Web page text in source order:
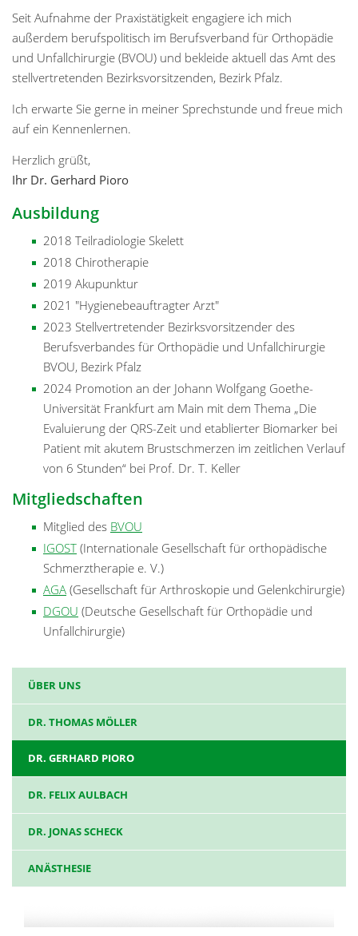
Seit Aufnahme der Praxistätigkeit engagiere ich mich
außerdem berufspolitisch im Berufsverband für Orthopädie
und Unfallchirurgie (BVOU) und bekleide aktuell das Amt des
stellvertretenden Bezirksvorsitzenden, Bezirk Pfalz.
Ich erwarte Sie gerne in meiner Sprechstunde und freue mich
auf ein Kennenlernen.
Herzlich grüßt,
Ihr Dr. Gerhard Pioro
Ausbildung
2018 Teilradiologie Skelett
2018 Chirotherapie
2019 Akupunktur
2021 "Hygienebeauftragter Arzt"
2023 Stellvertretender Bezirksvorsitzender des
Berufsverbandes für Orthopädie und Unfallchirurgie
BVOU, Bezirk Pfalz
2024 Promotion an der Johann Wolfgang Goethe-
Universität Frankfurt am Main mit dem Thema „Die
Evaluierung der QRS-Zeit und etablierter Biomarker bei
Patient mit akutem Brustschmerzen im zeitlichen Verlauf
von 6 Stunden“ bei Prof. Dr. T. Keller
Mitgliedschaften
Mitglied des BVOU
IGOST (Internationale Gesellschaft für orthopädische
Schmerztherapie e. V.)
AGA (Gesellschaft für Arthroskopie und Gelenkchirurgie)
DGOU (Deutsche Gesellschaft für Orthopädie und
Unfallchirurgie)
ÜBER UNS
DR. THOMAS MÖLLER
DR. GERHARD PIORO
DR. FELIX AULBACH
DR. JONAS SCHECK
ANÄSTHESIE